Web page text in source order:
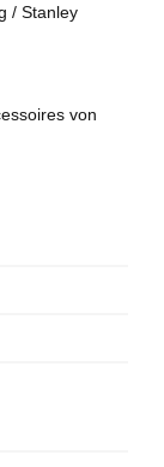
/ Stanley
von